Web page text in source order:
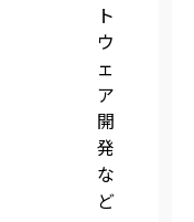
ト
ウ
ェ
ア
開
発
な
ど